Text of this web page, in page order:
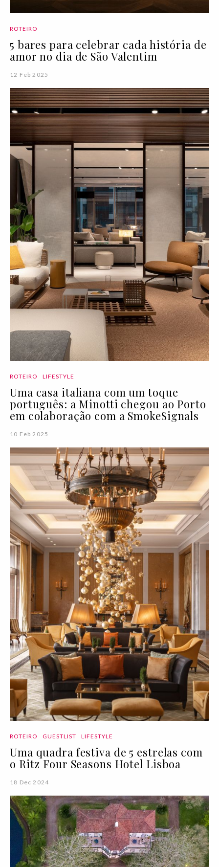
ROTEIRO
5 bares para celebrar cada história de
amor no dia de São Valentim
12 Feb 2025
ROTEIRO LIFESTYLE
Uma casa italiana com um toque
português: a Minotti chegou ao Porto
em colaboração com a SmokeSignals
10 Feb 2025
ROTEIRO GUESTLIST LIFESTYLE
Uma quadra festiva de 5 estrelas com
o Ritz Four Seasons Hotel Lisboa
18 Dec 2024